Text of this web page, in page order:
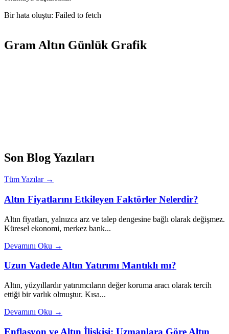
Bir hata oluştu: Failed to fetch
Gram Altın Günlük Grafik
Son Blog Yazıları
Tüm Yazılar →
Altın Fiyatlarını Etkileyen Faktörler Nelerdir?
Altın fiyatları, yalnızca arz ve talep dengesine bağlı olarak değişmez.
Küresel ekonomi, merkez bank...
Devamını Oku →
Uzun Vadede Altın Yatırımı Mantıklı mı?
Altın, yüzyıllardır yatırımcıların değer koruma aracı olarak tercih
ettiği bir varlık olmuştur. Kısa...
Devamını Oku →
Enflasyon ve Altın İlişkisi: Uzmanlara Göre Altın